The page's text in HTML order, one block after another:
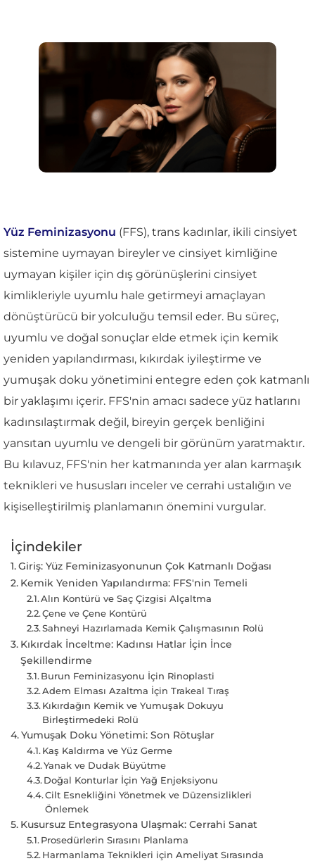
Yüz Feminizasyonu (FFS), trans kadınlar, ikili cinsiyet
sistemine uymayan bireyler ve cinsiyet kimliğine
uymayan kişiler için dış görünüşlerini cinsiyet
kimlikleriyle uyumlu hale getirmeyi amaçlayan
dönüştürücü bir yolculuğu temsil eder. Bu süreç,
uyumlu ve doğal sonuçlar elde etmek için kemik
yeniden yapılandırması, kıkırdak iyileştirme ve
yumuşak doku yönetimini entegre eden çok katmanlı
bir yaklaşımı içerir. FFS'nin amacı sadece yüz hatlarını
kadınsılaştırmak değil, bireyin gerçek benliğini
yansıtan uyumlu ve dengeli bir görünüm yaratmaktır.
Bu kılavuz, FFS'nin her katmanında yer alan karmaşık
teknikleri ve hususları inceler ve cerrahi ustalığın ve
kişiselleştirilmiş planlamanın önemini vurgular.
İçindekiler
Giriş: Yüz Feminizasyonunun Çok Katmanlı Doğası
Kemik Yeniden Yapılandırma: FFS'nin Temeli
Alın Kontürü ve Saç Çizgisi Alçaltma
Çene ve Çene Kontürü
Sahneyi Hazırlamada Kemik Çalışmasının Rolü
Kıkırdak İnceltme: Kadınsı Hatlar İçin İnce
Şekillendirme
Burun Feminizasyonu İçin Rinoplasti
Adem Elması Azaltma İçin Trakeal Tıraş
Kıkırdağın Kemik ve Yumuşak Dokuyu
Birleştirmedeki Rolü
Yumuşak Doku Yönetimi: Son Rötuşlar
Kaş Kaldırma ve Yüz Germe
Yanak ve Dudak Büyütme
Doğal Konturlar İçin Yağ Enjeksiyonu
Cilt Esnekliğini Yönetmek ve Düzensizlikleri
Önlemek
Kusursuz Entegrasyona Ulaşmak: Cerrahi Sanat
Prosedürlerin Sırasını Planlama
Harmanlama Teknikleri için Ameliyat Sırasında